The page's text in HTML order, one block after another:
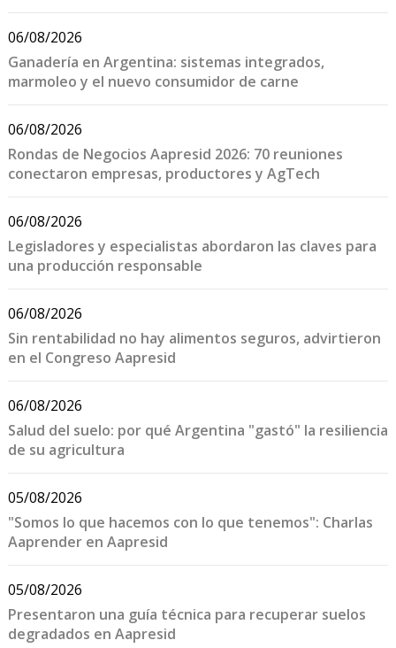
06/08/2026
Ganadería en Argentina: sistemas integrados,
marmoleo y el nuevo consumidor de carne
06/08/2026
Rondas de Negocios Aapresid 2026: 70 reuniones
conectaron empresas, productores y AgTech
06/08/2026
Legisladores y especialistas abordaron las claves para
una producción responsable
06/08/2026
Sin rentabilidad no hay alimentos seguros, advirtieron
en el Congreso Aapresid
06/08/2026
Salud del suelo: por qué Argentina "gastó" la resiliencia
de su agricultura
05/08/2026
"Somos lo que hacemos con lo que tenemos": Charlas
Aaprender en Aapresid
05/08/2026
Presentaron una guía técnica para recuperar suelos
degradados en Aapresid